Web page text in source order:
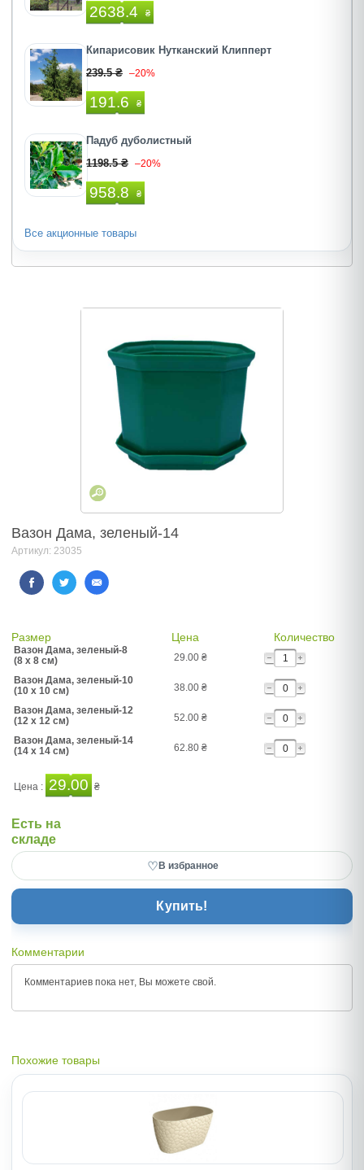
2638.4 ₴
Кипарисовик Нутканский Клипперт
239.5 ₴ –20%
191.6 ₴
Падуб дуболистный
1198.5 ₴ –20%
958.8 ₴
Все акционные товары
Вазон Дама, зеленый-14
Артикул: 23035
Размер Цена Количество
Вазон Дама, зеленый-8
(8 x 8 см)
29.00 ₴
Вазон Дама, зеленый-10
(10 x 10 см)
38.00 ₴
Вазон Дама, зеленый-12
(12 x 12 см)
52.00 ₴
Вазон Дама, зеленый-14
(14 x 14 см)
62.80 ₴
Цена : 29.00 ₴
Есть на
складе
♡ В избранное
Купить!
Комментарии
Комментариев пока нет, Вы можете свой.
Похожие товары